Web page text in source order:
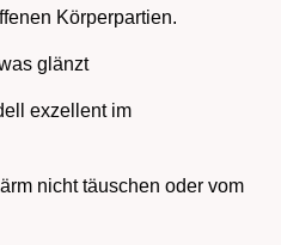
Körperpartien.
glänzt
exzellent im
nicht täuschen oder vom